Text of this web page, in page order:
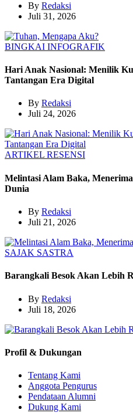
By Redaksi
Juli 31, 2026
BINGKAI INFOGRAFIK
Hari Anak Nasional: Menilik
Tantangan Era Digital
By Redaksi
Juli 24, 2026
ARTIKEL RESENSI
Melintasi Alam Baka,
Dunia
By Redaksi
Juli 21, 2026
SAJAK SASTRA
Barangkali Besok Akan Lebih
By Redaksi
Juli 18, 2026
Profil & Dukungan
Tentang Kami
Anggota Pengurus
Pendataan Alumni
Dukung Kami